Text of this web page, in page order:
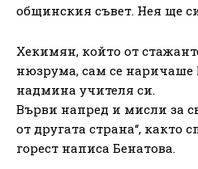
общинския съвет. Нея ще
Хекимян, който от
нюзрума, сам се наричаше
надмина учителя си.
Върви напред и мисли за
от другата страна“, както
горест написа Бенатова.